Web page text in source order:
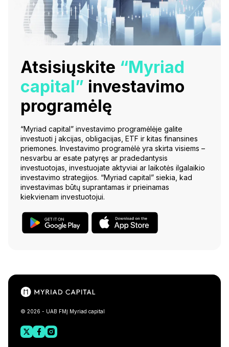
Atsisiųskite “Myriad
capital” investavimo
programėlę
“Myriad capital” investavimo programėlėje galite
investuoti į akcijas, obligacijas, ETF ir kitas finansines
priemones. Investavimo programėlė yra skirta visiems –
nesvarbu ar esate patyręs ar pradedantysis
investuotojas, investuojate aktyviai ar laikotės ilgalaikio
investavimo strategijos. “Myriad capital” siekia, kad
investavimas būtų suprantamas ir prieinamas
kiekvienam investuotojui.
© 2026 - UAB FMĮ Myriad capital